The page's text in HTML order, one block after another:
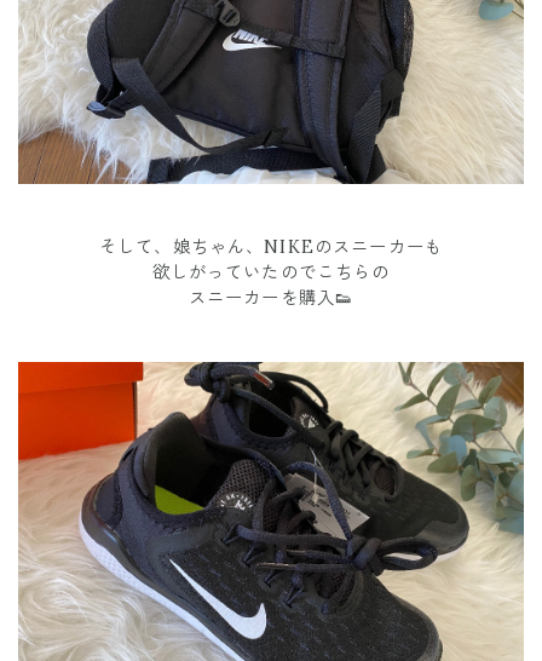
そして、娘ちゃん、NIKEのスニーカーも
欲しがっていたのでこちらの
スニーカーを購入👟